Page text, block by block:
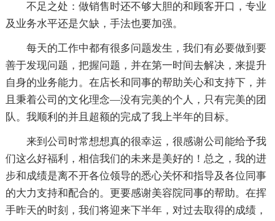
不足之处：做销售时还不够大胆的和顾客开口，专业
及业务水平还是欠缺，手法也要加强。
每天的工作中都有很多问题发生，我们有必要做到要
善于发现问题，把握问题，并在第一时间去解决，来提升
自身的业务能力。在店长和同事的帮助关心和支持下，并
且秉着公司的文化理念—没有完美的个人，只有完美的团
队。我顺利的并且超额的完成了我上半年的目标。
来到公司时常想想真的很幸运，很感谢公司能给予我
们这么好福利，相信我们的未来是美好的！总之，我的进
步和成绩是离不开各位领导的悉心关怀和指导及各位同事
的大力支持和配合的。更要感谢美容院同事的帮助。在挥
手昨天的时刻，我们将迎来下半年，对过去取得的成绩，